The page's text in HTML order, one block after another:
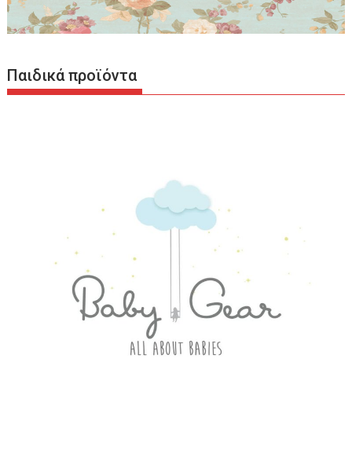
Παιδικά προϊόντα